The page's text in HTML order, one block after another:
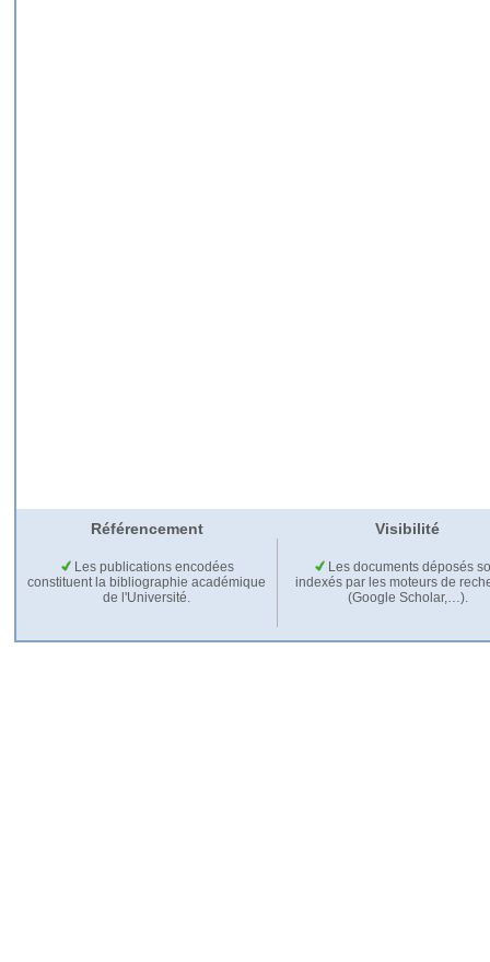
Référencement Visibilité
Les publications encodées
constituent la bibliographie académique
de l'Université.
Les documents déposés
indexés par les moteurs de
(Google Scholar,…).